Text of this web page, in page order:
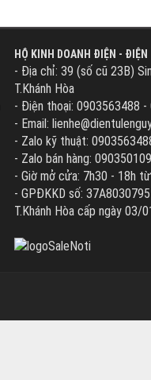
HỘ KINH DOANH ĐIỆN - ĐIỆN
- Địa chỉ: 39 (số cũ 23B)
T.Khánh Hòa
- Điện thoại: 0903563488
- Email:
- Zalo kỹ thuật:
- Zalo bán hàng:
- Giờ mở cửa: 7h30 - 18h
- GPĐKKD số:
T.Khánh Hòa cấp ngày 03/